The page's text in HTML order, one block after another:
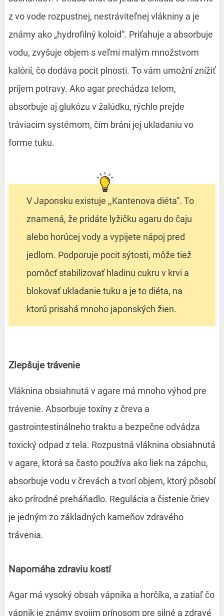
z vo vode rozpustnej, nestráviteľnej vlákniny a je
známy ako „hydrofilný koloid“. Priťahuje a absorbuje
vodu, zvyšuje objem s veľmi malým množstvom
kalórií, čo dodáva pocit plnosti. To vám umožní znížiť
príjem potravy. Ako agar prechádza telom,
absorbuje aj glukózu v žalúdku, rýchlo prejde
tráviacim systémom, čím bráni jej ukladaniu vo
forme tuku.
V Japonsku existuje ,,Kantenova diéta“. To
znamená, že pridáte lyžičku agaru do čaju
alebo horúcej vody a vypijete nápoj pred
jedlom. Podporuje pocit sýtosti, môže tiež
pomôcť stabilizovať hladinu cukru v krvi a
blokovať ukladanie tuku a je to diéta, na
ktorú prisahá mnoho japonských žien.
Zlepšuje trávenie
Vláknina obsiahnutá v agare má mnoho výhod pre
trávenie. Absorbuje toxíny z čreva a
gastrointestinálneho traktu a bezpečne odvádza
toxický odpad z tela. Rozpustná vláknina obsiahnutá
v agare, ktorá sa často používa ako liek na zápchu,
absorbuje vodu v črevách a tvorí objem, ktorý pôsobí
ako prírodné preháňadlo. Regulácia a čistenie čriev
je jedným zo základných kameňov zdravého
trávenia.
Napomáha zdraviu kostí
Agar má vysoký obsah vápnika a horčíka, a zatiaľ čo
vápnik je známy svojim prínosom pre silné a zdravé